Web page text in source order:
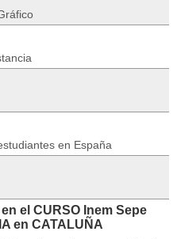
en España
el CURSO Inem Sepe
en CATALUÑA